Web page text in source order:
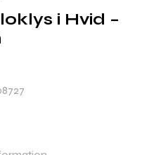
i Hvid –